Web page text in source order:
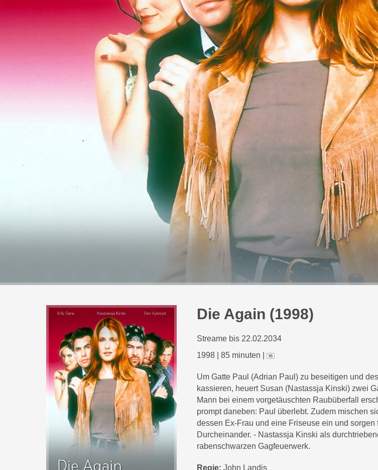
Die Again (1998)
Streame bis 22.02.2034
1998
85 minuten
Um Gatte Paul (Adrian Paul) zu beseitigen und
kassieren, heuert Susan (Nastassja Kinski) zwei
Mann bei einem vorgetäuschten Raubüberfall
prompt daneben: Paul überlebt. Zudem mischen
dessen Ex-Frau und eine Friseuse ein und sorgen
Durcheinander. - Nastassja Kinski als
rabenschwarzen Gagfeuerwerk.
Regie: John Landis